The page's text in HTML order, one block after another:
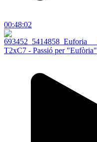
00:48:02
T2xC7 - Passió per "Eufòria"